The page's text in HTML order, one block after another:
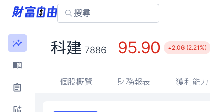
科建 7886 95.90 2.06 (2.21%)
個股概覽 財務報表 獲利能力